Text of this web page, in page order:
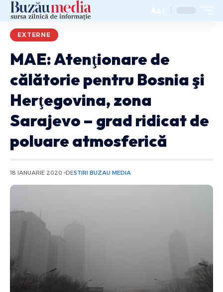
Aa
EXTERNE
MAE: Atenţionare de
călătorie pentru Bosnia şi
Herţegovina, zona
Sarajevo – grad ridicat de
poluare atmosferică
18 IANUARIE 2020 DESTIRI BUZAU MEDIA